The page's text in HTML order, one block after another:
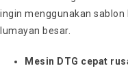
ingin menggunakan sablon
lumayan besar.
Mesin DTG cepat